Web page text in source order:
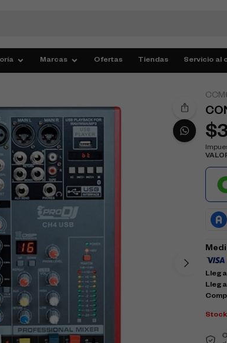
Marcas Ofertas Tiendas Servicio al
$
Llega
Stock